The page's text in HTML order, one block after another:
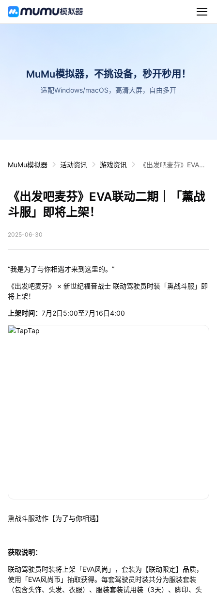
MuMu模拟器，不挑设备，秒开秒用！
适配Windows/macOS，高清大屏，自由多开
MuMu模拟器 活动资讯 游戏资讯
《出发吧麦芬》EVA联
《出发吧麦芬》EVA联动二期｜「薰战
斗服」即将上架！
2025-06-30
“我是为了与你相遇才来到这里的。”
《出发吧麦芬》 × 新世纪福音战士 联动驾驶员时装「熏战斗服」即
将上架！
上架时间： 7月2日5:00至7月16日4:00
熏战斗服动作【为了与你相遇】
获取说明：
联动驾驶员时装将上架「EVA风尚」，套装为【联动限定】品质，
使用「EVA风尚币」抽取获得。每套驾驶员时装共分为服装套装
（包含头饰、头发、衣服）、服装套装试用装（3天）、脚印、头